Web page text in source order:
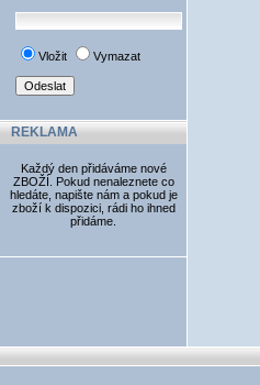
Vložit Vymazat
REKLAMA
Každý den přidáváme nové
ZBOŽÍ. Pokud nenaleznete co
hledáte, napište nám a pokud je
zboží k dispozici, rádi ho ihned
přidáme.